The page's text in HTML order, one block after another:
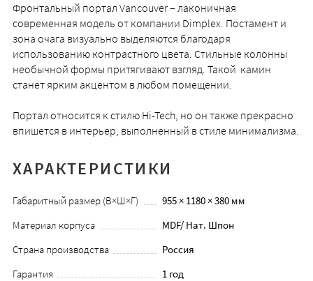
Фронтальный портал Vancouver – лаконичная
современная модель от компании Dimplex. Постамент и
зона очага визуально выделяются благодаря
использованию контрастного цвета. Стильные колонны
необычной формы притягивают взгляд. Такой камин
станет ярким акцентом в любом помещении.
Портал относится к стилю Hi-Tech, но он также прекрасно
впишется в интерьер, выполненный в стиле минимализма.
ХАРАКТЕРИСТИКИ
Габаритный размер (В×Ш×Г)
955 × 1180 × 380 мм
Материал корпуса
MDF/ Нат. Шпон
Страна производства
Россия
Гарантия
1 год